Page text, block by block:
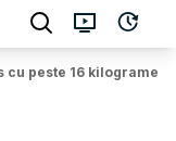
cu peste 16 kilograme